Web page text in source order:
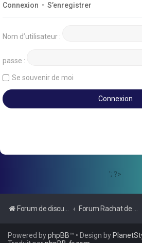
Connexion • S’enregistrer
Nom d’utilisateur :
passe :
Se souvenir de moi
'; ?>
Forum de discussions sur le Regroupement de Crédits et le Rachat de Crédits
Powered byphpBB™ • Design by